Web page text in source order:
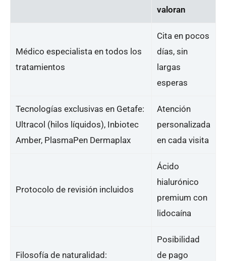
valoran
Médico especialista en todos los
tratamientos
Cita en pocos
días, sin
largas
esperas
Tecnologías exclusivas en Getafe:
Ultracol (hilos líquidos), Inbiotec
Amber, PlasmaPen Dermaplax
Atención
personalizada
en cada visita
Protocolo de revisión incluidos
Ácido
hialurónico
premium con
lidocaína
Filosofía de naturalidad:
Posibilidad
de pago